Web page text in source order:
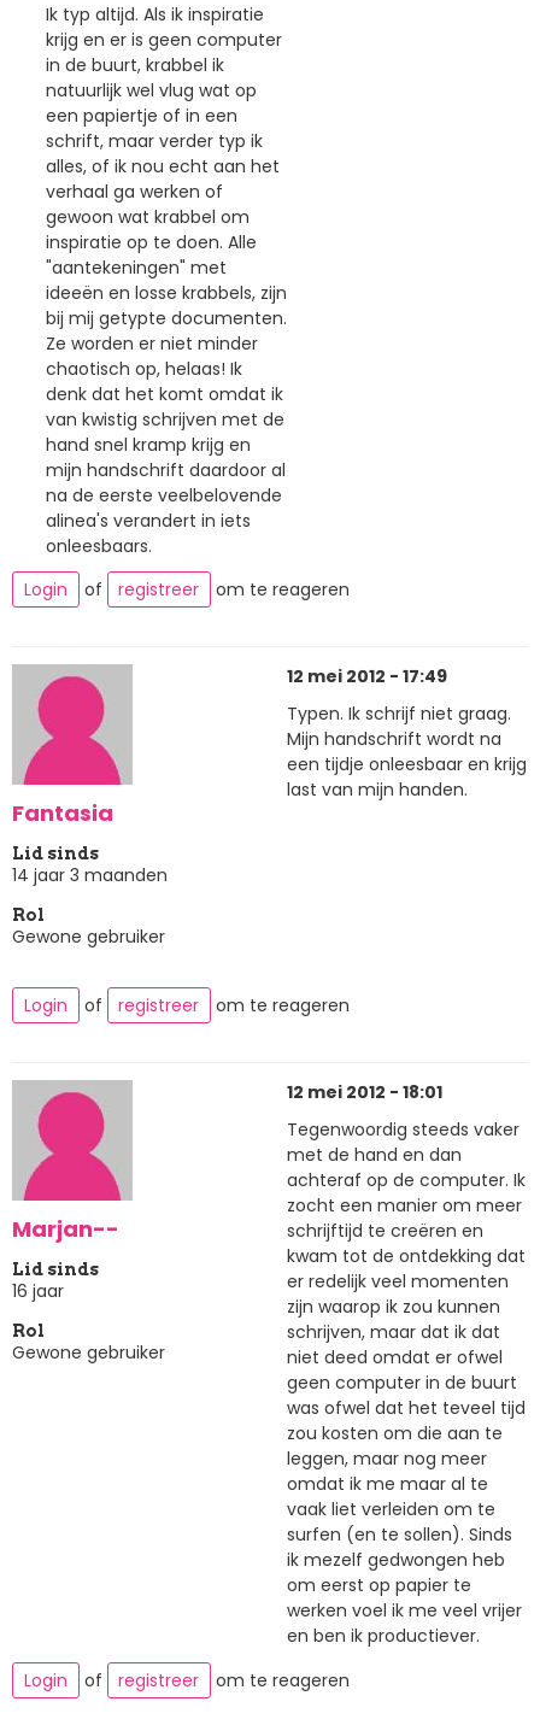
Ik typ altijd. Als ik inspiratie
krijg en er is geen computer
in de buurt, krabbel ik
natuurlijk wel vlug wat op
een papiertje of in een
schrift, maar verder typ ik
alles, of ik nou echt aan het
verhaal ga werken of
gewoon wat krabbel om
inspiratie op te doen. Alle
"aantekeningen" met
ideeën en losse krabbels, zijn
bij mij getypte documenten.
Ze worden er niet minder
chaotisch op, helaas! Ik
denk dat het komt omdat ik
van kwistig schrijven met de
hand snel kramp krijg en
mijn handschrift daardoor al
na de eerste veelbelovende
alinea's verandert in iets
onleesbaars.
Login
of registreer om te reageren
Fantasia
Lid sinds
14 jaar 3 maanden
Rol
Gewone gebruiker
12 mei 2012 - 17:49
Typen. Ik schrijf niet graag.
Mijn handschrift wordt na
een tijdje onleesbaar en krijg
last van mijn handen.
Login of registreer om te reageren
Marjan--
Lid sinds
16 jaar
Rol
Gewone gebruiker
12 mei 2012 - 18:01
Tegenwoordig steeds vaker
met de hand en dan
achteraf op de computer. Ik
zocht een manier om meer
schrijftijd te creëren en
kwam tot de ontdekking dat
er redelijk veel momenten
zijn waarop ik zou kunnen
schrijven, maar dat ik dat
niet deed omdat er ofwel
geen computer in de buurt
was ofwel dat het teveel tijd
zou kosten om die aan te
leggen, maar nog meer
omdat ik me maar al te
vaak liet verleiden om te
surfen (en te sollen). Sinds
ik mezelf gedwongen heb
om eerst op papier te
werken voel ik me veel vrijer
en ben ik productiever.
Login
of registreer om te reageren